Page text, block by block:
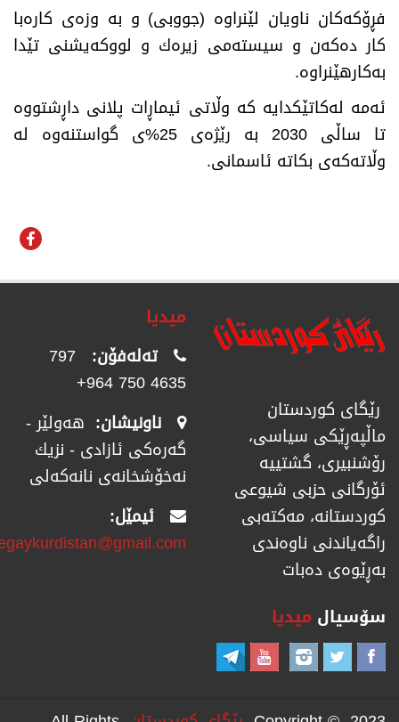
فڕۆكەكان ناویان لێنراوە (جووبی) و بە وزەی كارەبا
كار دەكەن و سیستەمی زیرەك و لووكەیشنی تێدا
بەكارهێنراوە.
ئەمە لەكاتێكدایە كە وڵاتی ئیماڕات پلانی داڕشتووە
تا ساڵی 2030 بە رێژەی 25%ی گواستنەوە لە
وڵاتەكەی بكاتە ئاسمانی.
رێگای كوردستان
ماڵپەڕێكی سیاسی،
رۆشنبیری، گشتییە
ئۆرگانی حزبی شیوعی
كوردستانە، مەكتەبی
راگەیاندنی ناوەندی
بەڕێوەی دەبات
میدیا
تەلەفۆن: 797
4635 750 964+
ناونیشان: هەولێر -
گەرەکی ئازادی - نزیك
نەخۆشخانەی نانەکەلی
ئیمێل:
سۆسیال میدیا